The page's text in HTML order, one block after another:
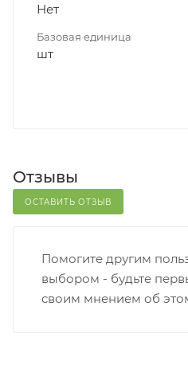
Нет
Базовая единица
шт
Отзывы
ОСТАВИТЬ ОТЗЫВ
Помогите другим
выбором - будьте
своим мнением об